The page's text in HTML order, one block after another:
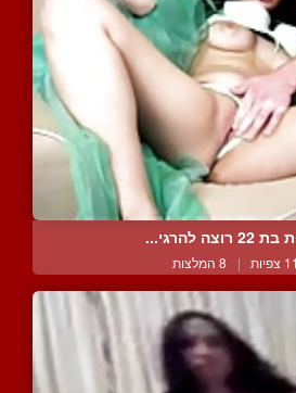
להרגי...
| 8 המלצות